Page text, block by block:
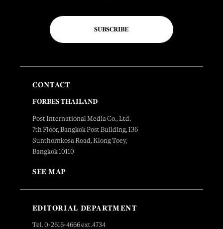
SUBSCRIBE
CONTACT
FORBES THAILAND
Post International Media Co., Ltd.
7th Floor, Bangkok Post Building, 136
Sunthornkosa Road, Klong Toey,
Bangkok 10110
SEE MAP
EDITORIAL DEPARTMENT
Tel. 0-2616-4666 ext.4734